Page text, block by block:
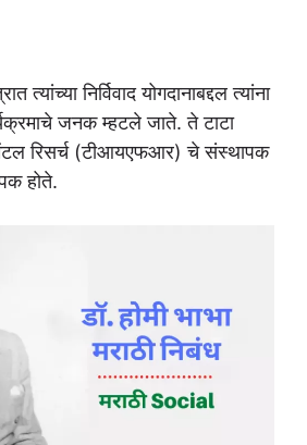
त्यांच्या निर्विवाद योगदानाबद्दल त्यांना
जनक म्हटले जाते. ते टाटा
रिसर्च (टीआयएफआर) चे संस्थापक
होते.